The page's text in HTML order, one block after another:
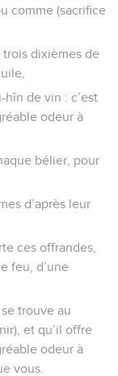
comme (sacrifice
trois dixièmes de
de vin : c’est
odeur à
bélier, pour
d’après leur
ces offrandes,
feu, d’une
trouve au
et qu’il offre
odeur à
vous.